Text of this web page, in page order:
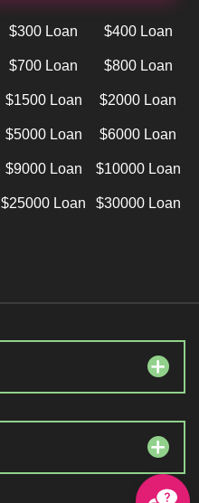
$300 Loan $400 Loan
$700 Loan $800 Loan
$1500 Loan $2000 Loan
$5000 Loan $6000 Loan
$9000 Loan $10000 Loan
$25000 Loan $30000 Loan